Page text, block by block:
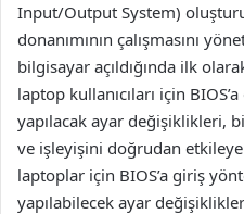
Input/Output System)
donanımının çalışmasını
bilgisayar açıldığında ilk
laptop kullanıcıları için
yapılacak ayar değişiklikleri,
ve işleyişini doğrudan
laptoplar için BIOS’a giriş
yapılabilecek ayar